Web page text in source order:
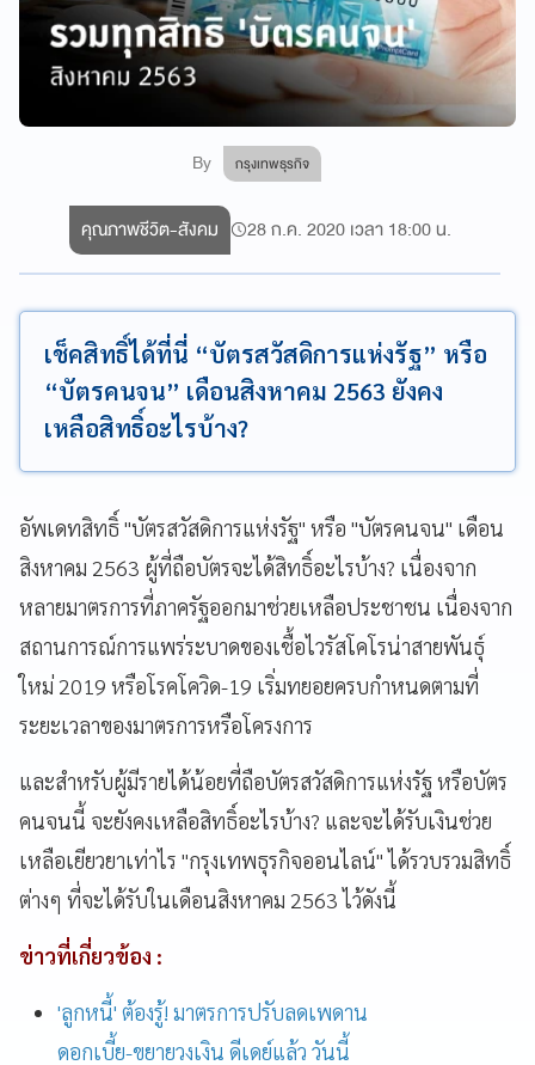
By กรุงเทพธุรกิจ
คุณภาพชีวิต-สังคม 28 ก.ค. 2020 เวลา 18:00 น.
เช็คสิทธิ์ได้ที่นี่ “บัตรสวัสดิการแห่งรัฐ” หรือ
“บัตรคนจน” เดือนสิงหาคม 2563 ยังคง
เหลือสิทธิ์อะไรบ้าง?
อัพเดทสิทธิ์ "บัตรสวัสดิการแห่งรัฐ" หรือ "บัตรคนจน" เดือน
สิงหาคม 2563 ผู้ที่ถือบัตรจะได้สิทธิ์อะไรบ้าง? เนื่องจาก
หลายมาตรการที่ภาครัฐออกมาช่วยเหลือประชาชน เนื่องจาก
สถานการณ์การแพร่ระบาดของเชื้อไวรัสโคโรน่าสายพันธุ์
ใหม่ 2019 หรือโรคโควิด-19 เริ่มทยอยครบกำหนดตามที่
ระยะเวลาของมาตรการหรือโครงการ
และสำหรับผู้มีรายได้น้อยที่ถือบัตรสวัสดิการแห่งรัฐ หรือบัตร
คนจนนี้ จะยังคงเหลือสิทธิ์อะไรบ้าง? และจะได้รับเงินช่วย
เหลือเยียวยาเท่าไร "กรุงเทพธุรกิจออนไลน์" ได้รวบรวมสิทธิ์
ต่างๆ ที่จะได้รับในเดือนสิงหาคม 2563 ไว้ดังนี้
ข่าวที่เกี่ยวข้อง :
'ลูกหนี้' ต้องรู้! มาตรการปรับลดเพดาน
ดอกเบี้ย-ขยายวงเงิน ดีเดย์แล้ว วันนี้